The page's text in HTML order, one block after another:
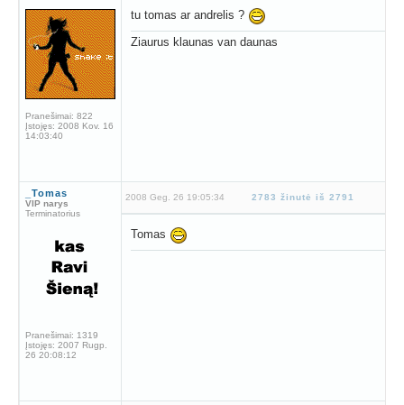
Pranešimai: 822
Įstojęs: 2008 Kov. 16
14:03:40
tu tomas ar andrelis ?
Ziaurus klaunas van daunas
_Tomas
VIP narys
Terminatorius
Pranešimai: 1319
Įstojęs: 2007 Rugp.
26 20:08:12
2008 Geg. 26 19:05:34 2783 žinutė iš 2791
Tomas